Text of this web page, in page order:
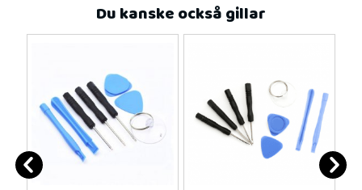
Du kanske också gillar